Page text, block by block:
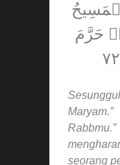
حَرَّمَ
seorang